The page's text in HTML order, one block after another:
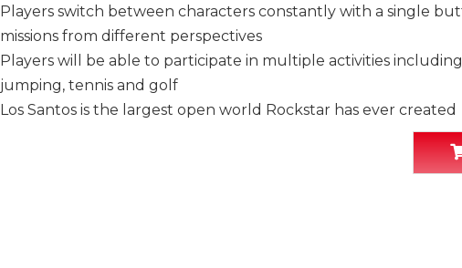
Players switch between characters constantly with a single
missions from different perspectives
Players will be able to participate in multiple activities
jumping, tennis and golf
Los Santos is the largest open world Rockstar has ever created